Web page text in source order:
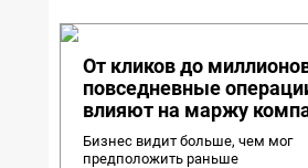
От кликов до
повседневные
влияют на маржу
Бизнес видит больше, чем мог
предположить раньше